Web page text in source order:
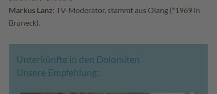
Markus Lanz: TV-Moderator, stammt aus Olang (*1969 in
Bruneck).
Unterkünfte in den Dolomiten
Unsere Empfehlung: